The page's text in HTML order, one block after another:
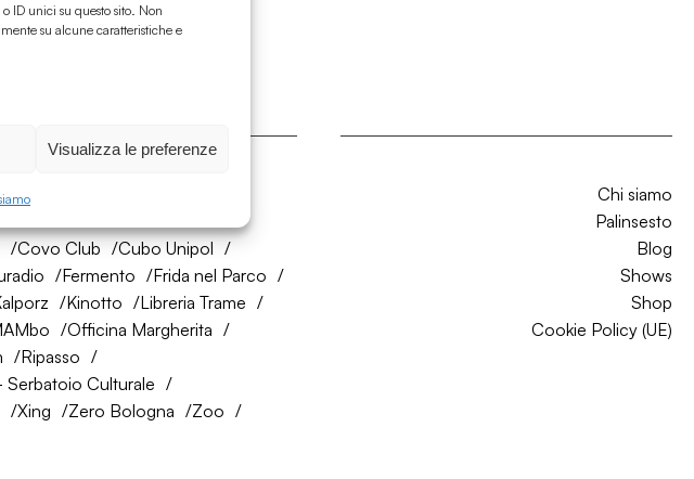
ID unici su questo sito. Non
su alcune caratteristiche e
Visualizza le preferenze
Covo Club
Cubo Unipol
Fermento
Frida nel Parco
Kinotto
Libreria Trame
Officina Margherita
Ripasso
Serbatoio Culturale
Xing Zero Bologna Zoo
Chi siamo
Palinsesto
Blog
Shows
Shop
Cookie Policy (UE)